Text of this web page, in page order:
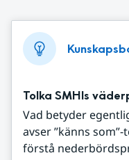
Tolka SMHIs
Vad betyder
avser ”känns
förstå